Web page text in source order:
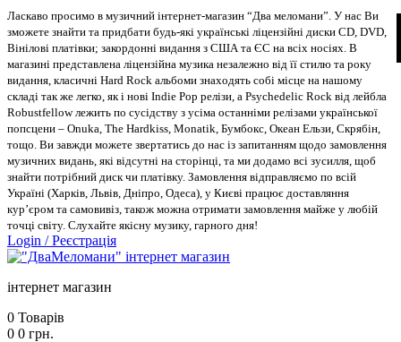
Ласкаво просимо в музичний інтернет-магазин “Два меломани”. У нас Ви
зможете знайти та придбати будь-які українські ліцензійні диски CD, DVD,
Вінілові платівки; закордонні видання з США та ЄС на всіх носіях. В
магазині представлена ліцензійна музика незалежно від її стилю та року
видання, класичні Hard Rock альбоми знаходять собі місце на нашому
складі так же легко, як і нові Indie Pop релізи, а Psychedelic Rock від лейбла
Robustfellow лежить по сусідству з усіма останніми релізами української
попсцени – Onuka, The Hardkiss, Monatik, Бумбокс, Океан Ельзи, Скрябін,
тощо. Ви завжди можете звертатись до нас із запитанням щодо замовлення
музичних видань, які відсутні на сторінці, та ми додамо всі зусилля, щоб
знайти потрібний диск чи платівку. Замовлення відправляємо по всій
Україні (Харків, Львів, Дніпро, Одеса), у Києві працює доставляння
кур’єром та самовивіз, також можна отримати замовлення майже у любій
точці світу. Слухайте якісну музику, гарного дня!
Login /Реєстрація
інтернет магазин
0 Товарів
0 0 грн.